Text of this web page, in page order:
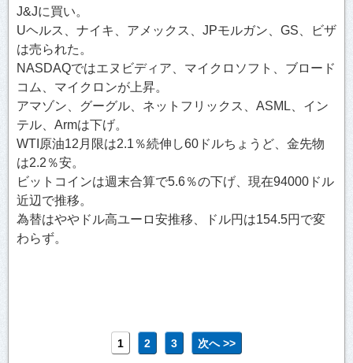
J&Jに買い。
Uヘルス、ナイキ、アメックス、JPモルガン、GS、ビザ
は売られた。
NASDAQではエヌビディア、マイクロソフト、ブロード
コム、マイクロンが上昇。
アマゾン、グーグル、ネットフリックス、ASML、イン
テル、Armは下げ。
WTI原油12月限は2.1％続伸し60ドルちょうど、金先物
は2.2％安。
ビットコインは週末合算で5.6％の下げ、現在94000ドル
近辺で推移。
為替はややドル高ユーロ安推移、ドル円は154.5円で変
わらず。
1 2 3 次へ >>